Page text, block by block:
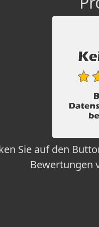
Sie auf den
Bewertungen